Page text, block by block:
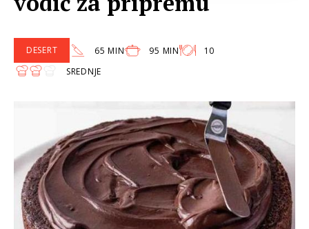
DESERT 65 MIN 95 MIN
10
SREDNJE